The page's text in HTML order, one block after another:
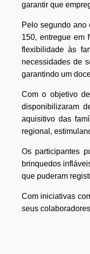
garantir que
Pelo segundo ano
150, entregue em
flexibilidade às
necessidades de
garantindo um
Com o objetivo
disponibilizaram
aquisitivo das
regional,
Os participantes
brinquedos
que puderam
Com iniciativas
seus